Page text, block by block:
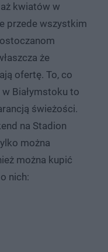
kwiatów w
przede wszystkim
że
ofertę. To, co
Białymstoku to
świeżości.
na Stadion
można
można kupić
nich: